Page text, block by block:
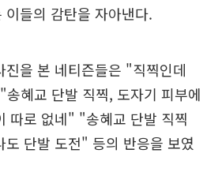
이들의 감탄을 자아낸다.
진을 본 네티즌들은 "직찍인데
혜교 단발 직찍, 도자기 피부에
따로 없네" "송혜교 단발 직찍
도 단발 도전" 등의 반응을 보였